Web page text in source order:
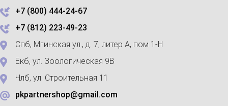
+7 (800) 444-24-67
+7 (812) 223-49-23
Спб, Мгинская ул., д. 7, литер А, пом 1-Н
Екб, ул. Зоологическая 9В
Члб, ул. Строительная 11
pkpartnershop@gmail.com